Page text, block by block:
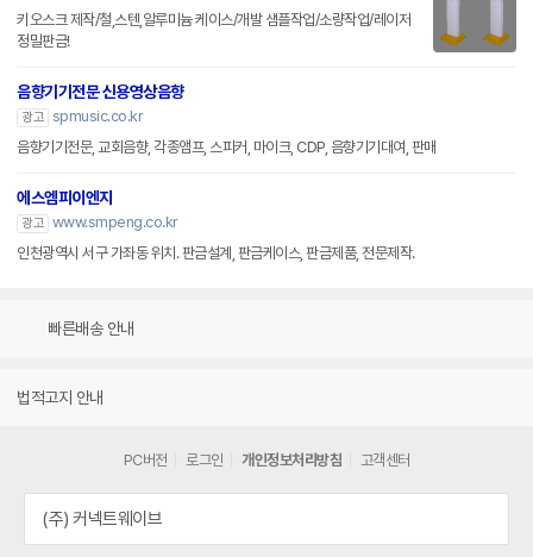
키오스크 제작/철,스텐,알루미늄 케이스/개발 샘플작업/소량작업/레이저
정밀판금!
음향기기전문 신용영상음향
광고 spmusic.co.kr
음향기기전문, 교회음향, 각종앰프, 스피커, 마이크, CDP, 음향기기대여, 판매
에스엠피이엔지
광고 www.smpeng.co.kr
인천광역시 서구 가좌동 위치. 판금설계, 판금케이스, 판금제품, 전문제작.
빠른배송 안내
법적고지 안내
PC버전 로그인 개인정보처리방침 고객센터
(주) 커넥트웨이브